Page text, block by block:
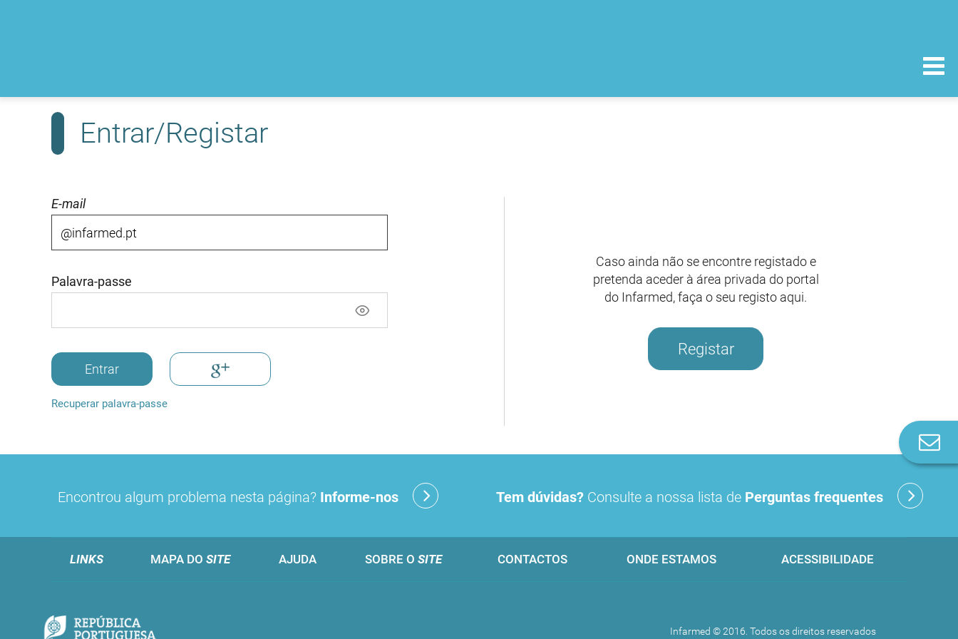
Entrar/Registar
E-mail
Palavra-passe
Entrar
Recuperar palavra-passe
Caso ainda não se encontre registado e
pretenda aceder à área privada do portal
do Infarmed, faça o seu registo aqui.
Registar
Encontrou algum problema nesta página? Informe-nos Tem dúvidas? Consulte a nossa lista de Perguntas frequentes
LINKS MAPA DO SITE AJUDA SOBRE O SITE CONTACTOS ONDE ESTAMOS ACESSIBILIDADE
Infarmed © 2016. Todos os direitos reservados